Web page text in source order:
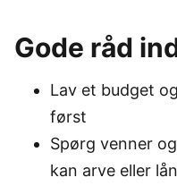
Gode råd
Lav et budget
først
Spørg venner
kan arve eller